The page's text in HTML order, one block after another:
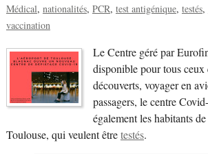
Médical nationalités PCR test antigénique testés
vaccination
Le Centre géré par
disponible pour tous ceux
découverts, voyager en
passagers, le centre
également les habitants
Toulouse, qui veulent êtretestés.